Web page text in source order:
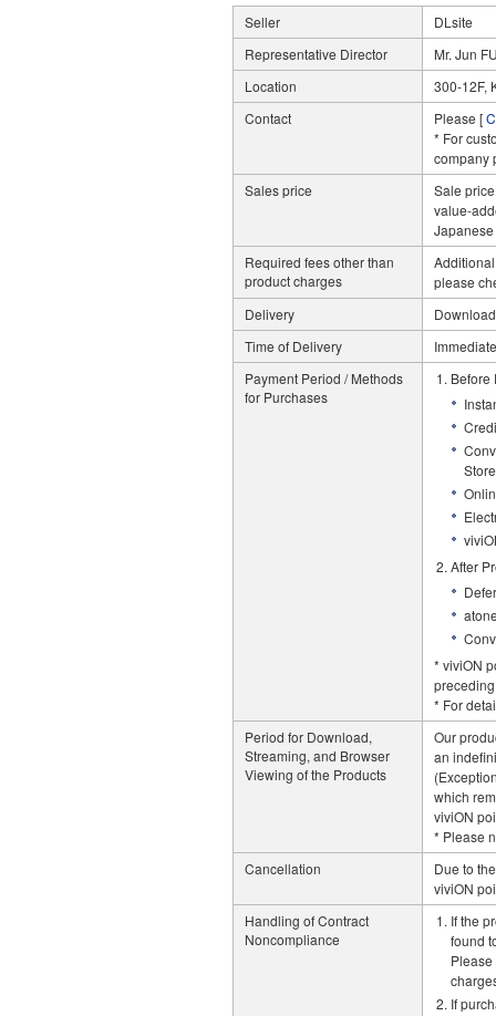
Seller
DLsite
Representative Director
Mr. Jun
Location
300-12F,
Contact
Please [
* For
company
Sales price
Sale
value-
Required fees other than
product charges
please
Delivery
Time of Delivery
Payment Period / Methods
for Purchases
Before
After
* viviON
* For
Period for Download,
Streaming, and Browser
Viewing of the Products
Our
an
which
viviON
* Please
Cancellation
Due to
viviON
Handling of Contract
Noncompliance
If the
found
If